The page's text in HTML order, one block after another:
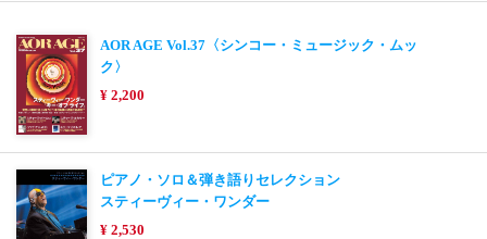
AOR AGE Vol.37〈シンコー・ミュージック・ムッ
ク〉
¥ 2,200
ピアノ・ソロ＆弾き語りセレクション
スティーヴィー・ワンダー
¥ 2,530